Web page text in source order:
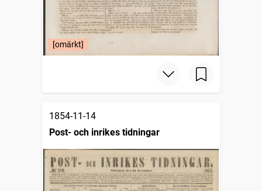
[omärkt]
1854-11-14
Post- och inrikes tidningar